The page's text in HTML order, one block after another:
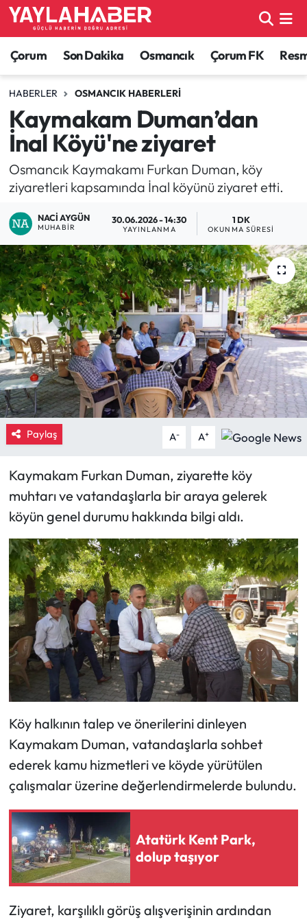
Çorum Son Dakika Osmancık Çorum FK
HABERLER OSMANCIK HABERLERI
Kaymakam Duman’dan
İnal Köyü'ne ziyaret
Osmancık Kaymakamı Furkan Duman, köy
ziyaretleri kapsamında İnal köyünü ziyaret etti.
NACI AYGÜN
MUHABIR
30.06.2026 - 14:30
YAYINLANMA
1 DK
OKUNMA SÜRESI
Paylaş A- A+
Kaymakam Furkan Duman, ziyarette köy
muhtarı ve vatandaşlarla bir araya gelerek
köyün genel durumu hakkında bilgi aldı.
Köy halkının talep ve önerilerini dinleyen
Kaymakam Duman, vatandaşlarla sohbet
ederek kamu hizmetleri ve köyde yürütülen
çalışmalar üzerine değerlendirmelerde bulundu.
Atatürk Kent Park,
dolup taşıyor
Ziyaret, karşılıklı görüş alışverişinin ardından
Alaca Haberleri
Bayat Haberleri
Bilgi - Keşfet Haberleri
Bilim ve Teknoloji
Boğazkale Haberleri
Çorum Haberleri
Çorum Son Dakika Haberleri
Dodurga Haberleri
Eğitim
Ekonomi
Güncel
İskilip Haberleri
Kargı Haberleri
Kültür Sanat
Laçin Haberleri
Magazin
Mecitözü Haberleri
Oğuzlar Haberleri
Ortaköy Haberleri
Osmancık Haberleri
Otomotiv
Resmi İlan
Resmi Reklam
Çorum Nöbetçi Eczaneler
Çorum Hava Durumu
Çorum Namaz Vakitleri
Çorum Trafik Yoğunluk Haritası
TFF 1.Lig Puan Durumu ve Fikstür
Tüm Manşetler
Son Dakika Haberleri
Haber Arşivi